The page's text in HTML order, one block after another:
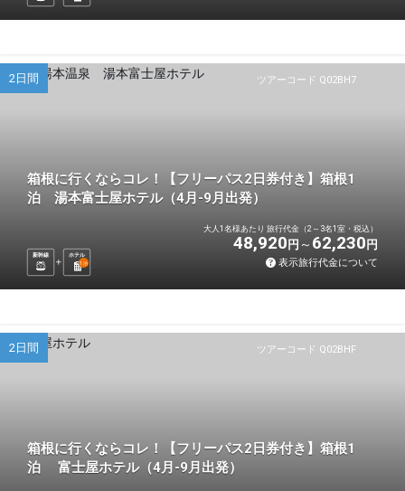
ツアーコード Q02BH7
2日間
箱根に行くならコレ！【フリーパス2日券付き】箱根1
泊 湯本富士屋ホテル（4月-9月出発）
新幹線
ホテル
1 泊
大人1名様あたり 旅行代金（2～3名1室・税込）
48,920 円 62,230 円
表示旅行代金について
ツアーコード Q02BHF
2日間
箱根に行くならコレ！【フリーパス2日券付き】箱根1
泊 富士屋ホテル（4月-9月出発）